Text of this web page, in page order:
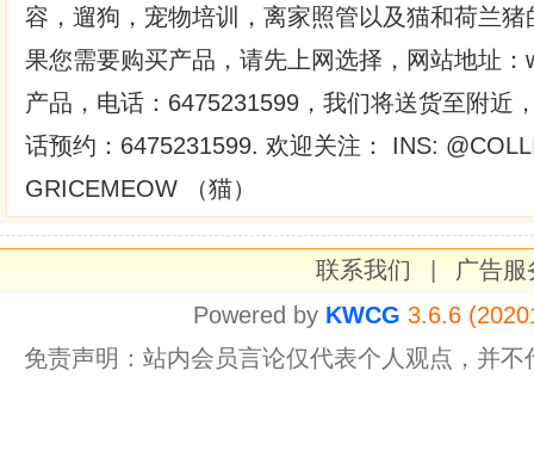
容，遛狗，宠物培训，离家照管以及猫和荷兰
果您需要购买产品，请先上网选择，网站地址
产品，电话：6475231599，我们将送货至附近
话预约：6475231599. 欢迎关注： INS:
GRICEMEOW （猫）
联系我们
广告服
Powered by KWCG 3.6.6
免责声明：站内会员言论仅代表个人观点，并